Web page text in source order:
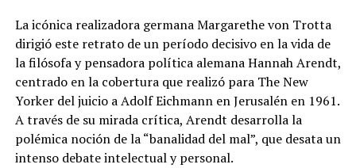
La icónica realizadora germana Margarethe von Trotta
dirigió este retrato de un período decisivo en la vida de
la filósofa y pensadora política alemana Hannah Arendt,
centrado en la cobertura que realizó para The New
Yorker del juicio a Adolf Eichmann en Jerusalén en 1961.
A través de su mirada crítica, Arendt desarrolla la
polémica noción de la “banalidad del mal”, que desata un
intenso debate intelectual y personal.